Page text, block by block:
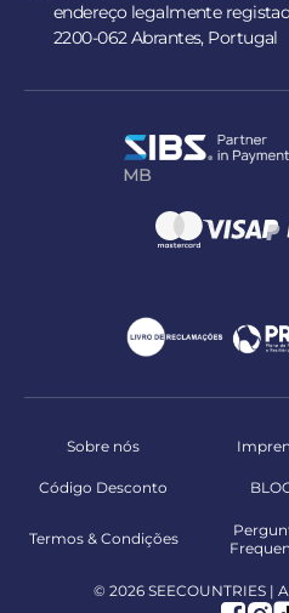
endereço legalmente
2200-062 Abrantes, Portugal
Sobre nós
Código Desconto
Termos & Condições
© 2026 SEECOUNTRIES |